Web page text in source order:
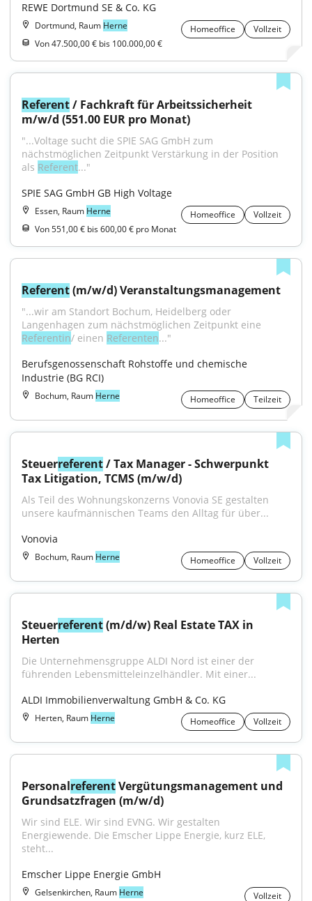
REWE Dortmund SE & Co. KG
Dortmund, Raum Herne Homeoffice
Vollzeit
Von 47.500,00 € bis 100.000,00 €
Referent / Fachkraft für Arbeitssicherheit
m/w/d (551.00 EUR pro Monat)
"...Voltage sucht die SPIE SAG GmbH zum
nächstmöglichen Zeitpunkt Verstärkung in der Position
als Referent..."
SPIE SAG GmbH GB High Voltage
Essen, Raum Herne Homeoffice
Vollzeit
Von 551,00 € bis 600,00 € pro Monat
Referent (m/w/d) Veranstaltungsmanagement
"...wir am Standort Bochum, Heidelberg oder
Referentin/ einen Referenten..."
Berufsgenossenschaft Rohstoffe und chemische
Industrie (BG RCI)
Bochum, Raum Herne Homeoffice Teilzeit
Steuerreferent / Tax Manager - Schwerpunkt
Tax Litigation, TCMS (m/w/d)
Als Teil des Wohnungskonzerns Vonovia SE gestalten
unsere kaufmännischen Teams den Alltag für über...
Vonovia
Bochum, Raum Herne Homeoffice Vollzeit
Steuerreferent (m/d/w) Real Estate TAX in
Herten
Die Unternehmensgruppe ALDI Nord ist einer der
führenden Lebensmitteleinzelhändler. Mit einer...
ALDI Immobilienverwaltung GmbH & Co. KG
Herten, Raum Herne Homeoffice Vollzeit
Personalreferent Vergütungsmanagement und
Grundsatzfragen (m/w/d)
Wir sind ELE. Wir sind EVNG. Wir gestalten
Energiewende. Die Emscher Lippe Energie, kurz ELE,
steht...
Emscher Lippe Energie GmbH
Gelsenkirchen, Raum Herne Vollzeit